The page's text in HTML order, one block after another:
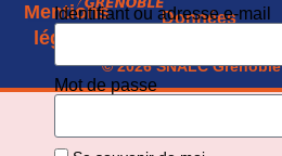
Mentions
légales
Données
© 2026 SNALC Grenoble
Identifiant ou adresse e-mail
Mot de passe